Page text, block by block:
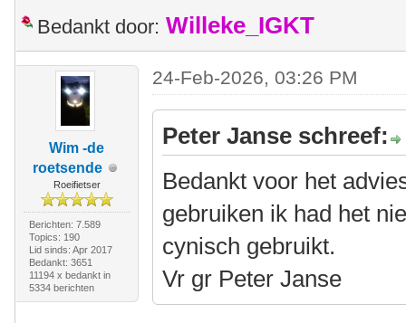
Bedankt door: Willeke_IGKT
Wim -de
roetsende
Roeifietser
Berichten: 7.589
Topics: 190
Lid sinds: Apr 2017
Bedankt: 3651
11194 x bedankt in
5334 berichten
24-Feb-2026, 03:26 PM
Peter Janse schreef:
Bedankt voor het
gebruiken ik had het
cynisch gebruikt.
Vr gr Peter Janse